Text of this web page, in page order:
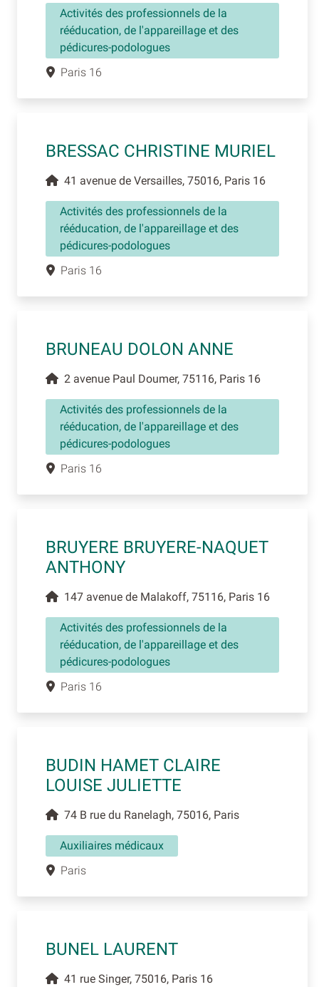
Activités des professionnels de la
rééducation, de l'appareillage et des
pédicures-podologues
Paris 16
BRESSAC CHRISTINE MURIEL
41 avenue de Versailles, 75016, Paris 16
Activités des professionnels de la
rééducation, de l'appareillage et des
pédicures-podologues
Paris 16
BRUNEAU DOLON ANNE
2 avenue Paul Doumer, 75116, Paris 16
Activités des professionnels de la
rééducation, de l'appareillage et des
pédicures-podologues
Paris 16
BRUYERE BRUYERE-NAQUET
ANTHONY
147 avenue de Malakoff, 75116, Paris 16
Activités des professionnels de la
rééducation, de l'appareillage et des
pédicures-podologues
Paris 16
BUDIN HAMET CLAIRE
LOUISE JULIETTE
74 B rue du Ranelagh, 75016, Paris
Auxiliaires médicaux
Paris
BUNEL LAURENT
41 rue Singer, 75016, Paris 16